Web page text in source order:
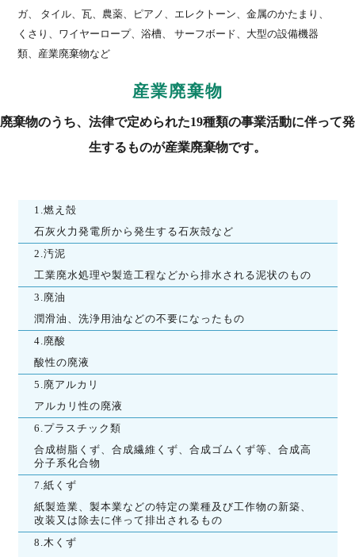
ガ、 タイル、瓦、農薬、ピアノ、エレクトーン、金属のかたまり、
くさり、ワイヤーロープ、浴槽、 サーフボード、大型の設備機器
類、産業廃棄物など
産業廃棄物
廃棄物のうち、法律で定められた19種類の事業活動に伴って発
生するものが産業廃棄物です。
1.燃え殻
石灰火力発電所から発生する石灰殻など
2.汚泥
工業廃水処理や製造工程などから排水される泥状のもの
3.廃油
潤滑油、洗浄用油などの不要になったもの
4.廃酸
酸性の廃液
5.廃アルカリ
アルカリ性の廃液
6.プラスチック類
合成樹脂くず、合成繊維くず、合成ゴムくず等、合成高
分子系化合物
7.紙くず
紙製造業、製本業などの特定の業種及び工作物の新築、
改装又は除去に伴って排出されるもの
8.木くず